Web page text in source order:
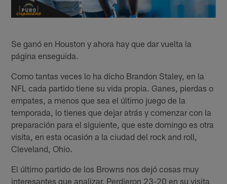
Se ganó en Houston y ahora hay que dar vuelta la
página enseguida.
Como tantas veces lo ha dicho Brandon Staley, en la
NFL cada partido tiene su vida propia. Ganes, pierdas o
empates, a menos que sea el último juego de la
temporada, lo tienes que dejar atrás y comenzar con la
preparación para el siguiente, que este domingo es otra
visita, en esta ocasión a la ciudad del rock and roll,
Cleveland, Ohio.
El último partido de los Browns nos dejó cosas muy
interesantes que analizar. Perdieron 23-20 en su visita